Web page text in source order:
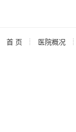
首 页 医院概况